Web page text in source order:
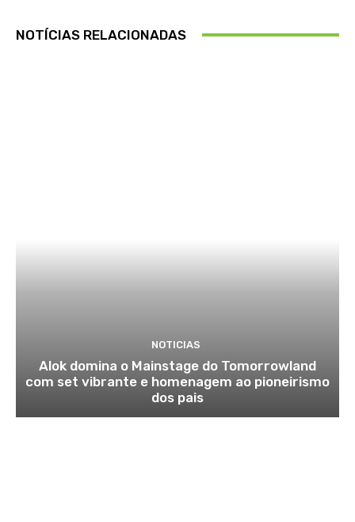
NOTÍCIAS RELACIONADAS
NOTICIAS
Alok domina o Mainstage do Tomorrowland
com set vibrante e homenagem ao pioneirismo
dos pais